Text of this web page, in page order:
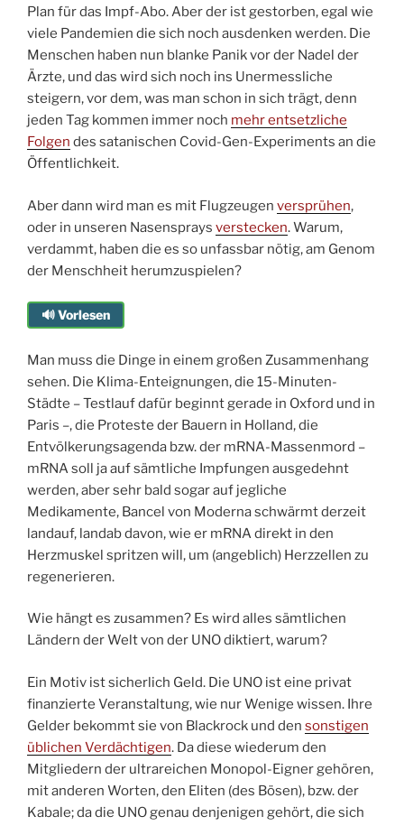
Plan für das Impf-Abo. Aber der ist gestorben, egal wie
viele Pandemien die sich noch ausdenken werden. Die
Menschen haben nun blanke Panik vor der Nadel der
Ärzte, und das wird sich noch ins Unermessliche
steigern, vor dem, was man schon in sich trägt, denn
jeden Tag kommen immer noch mehr entsetzliche
Folgen des satanischen Covid-Gen-Experiments an die
Öffentlichkeit.
Aber dann wird man es mit Flugzeugen versprühen,
oder in unseren Nasensprays verstecken. Warum,
verdammt, haben die es so unfassbar nötig, am Genom
der Menschheit herumzuspielen?
🔊 Vorlesen
Man muss die Dinge in einem großen Zusammenhang
sehen. Die Klima-Enteignungen, die 15-Minuten-
Städte – Testlauf dafür beginnt gerade in Oxford und in
Paris –, die Proteste der Bauern in Holland, die
Entvölkerungsagenda bzw. der mRNA-Massenmord –
mRNA soll ja auf sämtliche Impfungen ausgedehnt
werden, aber sehr bald sogar auf jegliche
Medikamente, Bancel von Moderna schwärmt derzeit
landauf, landab davon, wie er mRNA direkt in den
Herzmuskel spritzen will, um (angeblich) Herzzellen zu
regenerieren.
Wie hängt es zusammen? Es wird alles sämtlichen
Ländern der Welt von der UNO diktiert, warum?
Ein Motiv ist sicherlich Geld. Die UNO ist eine privat
finanzierte Veranstaltung, wie nur Wenige wissen. Ihre
Gelder bekommt sie von Blackrock und den sonstigen
üblichen Verdächtigen. Da diese wiederum den
Mitgliedern der ultrareichen Monopol-Eigner gehören,
mit anderen Worten, den Eliten (des Bösen), bzw. der
Kabale; da die UNO genau denjenigen gehört, die sich